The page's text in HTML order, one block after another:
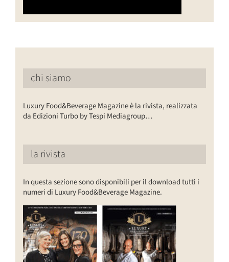
chi siamo
Luxury Food&Beverage Magazine è la rivista, realizzata
da Edizioni Turbo by Tespi Mediagroup…
la rivista
In questa sezione sono disponibili per il download tutti i
numeri di Luxury Food&Beverage Magazine.